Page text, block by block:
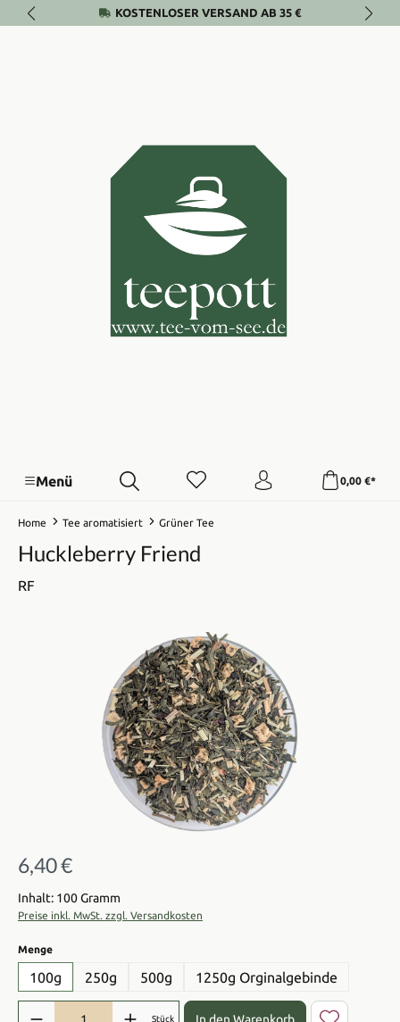
Zum Hauptinhalt springenKOSTENLOSER VERSAND AB 35 €
Menü 0,00 €*
Home Tee aromatisiert Grüner Tee
Huckleberry Friend
RF
Bildergalerie überspringen
Regulärer Preis:
6,40 €
Inhalt: 100 Gramm
Preise inkl. MwSt. zzgl. Versandkosten
Mengeauswählen
100g 250g 500g 1250g Orginalgebinde
Produkt Anzahl: Gib den gewünschten Wert ein oder benutze die
Stück